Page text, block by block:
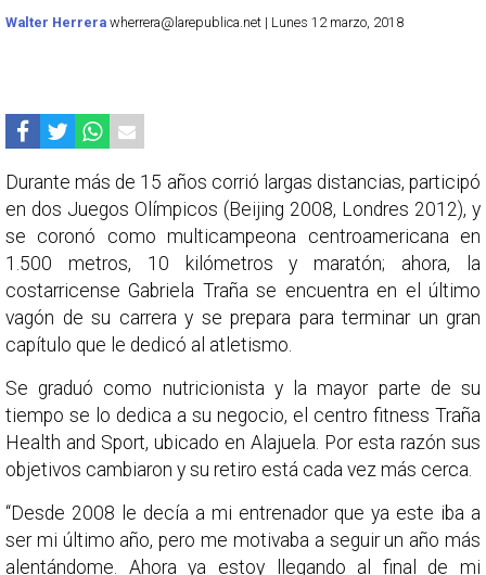
Walter Herrera wherrera@larepublica.net | Lunes 12 marzo, 2018
Durante más de 15 años corrió largas distancias, participó
en dos Juegos Olímpicos (Beijing 2008, Londres 2012), y
se coronó como multicampeona centroamericana en
1.500 metros, 10 kilómetros y maratón; ahora, la
costarricense Gabriela Traña se encuentra en el último
vagón de su carrera y se prepara para terminar un gran
capítulo que le dedicó al atletismo.
Se graduó como nutricionista y la mayor parte de su
tiempo se lo dedica a su negocio, el centro fitness Traña
Health and Sport, ubicado en Alajuela. Por esta razón sus
objetivos cambiaron y su retiro está cada vez más cerca.
“Desde 2008 le decía a mi entrenador que ya este iba a
ser mi último año, pero me motivaba a seguir un año más
alentándome. Ahora ya estoy llegando al final de mi